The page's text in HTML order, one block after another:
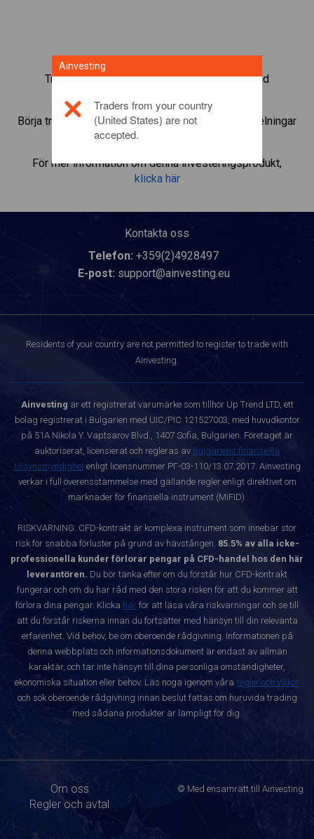
Trada mer än 1 000 internationella fonder med
Börja trada CFD:er iBlackRock. Få kurser och utdelningar
i realtid som om du själv ägde fonden.
För mer information om denna investeringsprodukt,
klicka här
Kontakta oss
Telefon: +359(2)4928497
E-post: support@ainvesting.eu
Residents of your country are not permitted to register to trade with
Ainvesting.
Ainvesting är ett registrerat varumärke som tillhör Up Trend LTD, ett
bolag registrerat i Bulgarien med UIC/PIC 121527003, med huvudkontor
på 51A Nikola Y. Vaptsarov Blvd., 1407 Sofia, Bulgarien. Företaget är
auktoriserat, licensierat och regleras av Bulgariens finansiella
tillsynsmyndighetenligt licensnummer РГ-03-110/13.07.2017. Ainvesting
verkar i full överensstämmelse med gällande regler enligt direktivet om
marknader för finansiella instrument (MiFID).
RISKVARNING: CFD-kontrakt är komplexa instrument som innebär stor
risk för snabba förluster på grund av hävstången. 85.5% av alla icke-
professionella kunder förlorar pengar på CFD-handel hos den här
leverantören. Du bör tänka efter om du förstår hur CFD-kontrakt
fungerar och om du har råd med den stora risken för att du kommer att
förlora dina pengar. Klicka här för att läsa våra riskvarningar och se till
att du förstår riskerna innan du fortsätter med hänsyn till din relevanta
erfarenhet. Vid behov, be om oberoende rådgivning. Informationen på
denna webbplats och informationsdokument är endast av allmän
karaktär, och tar inte hänsyn till dina personliga omständigheter,
ekonomiska situation eller behov. Läs noga igenom våra regler och villkor
och sök oberoende rådgivning innan beslut fattas om huruvida trading
med sådana produkter är lämpligt för dig.
Om oss
Regler och avtal
© Med ensamrätt till Ainvesting
Ainvesting
Traders from your country
(United States) are not
accepted.